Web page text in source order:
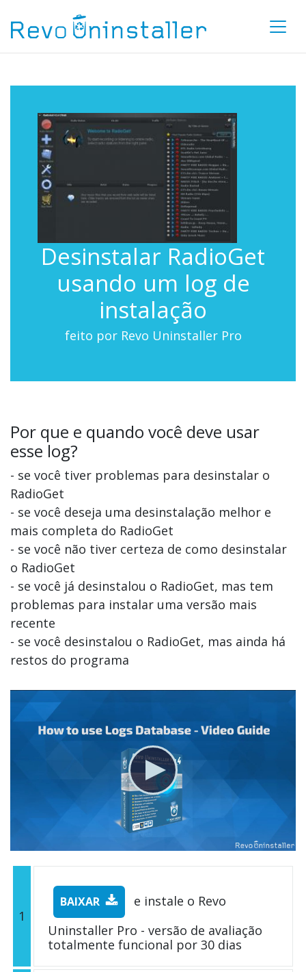
Desinstalar RadioGet
usando um log de
instalação
feito por Revo Uninstaller Pro
Por que e quando você deve usar
esse log?
- se você tiver problemas para desinstalar o
RadioGet
- se você deseja uma desinstalação melhor e
mais completa do RadioGet
- se você não tiver certeza de como desinstalar
o RadioGet
- se você já desinstalou o RadioGet, mas tem
problemas para instalar uma versão mais
recente
- se você desinstalou o RadioGet, mas ainda há
restos do programa
1
BAIXAR
e instale o Revo
Uninstaller Pro - versão de avaliação
totalmente funcional por 30 dias